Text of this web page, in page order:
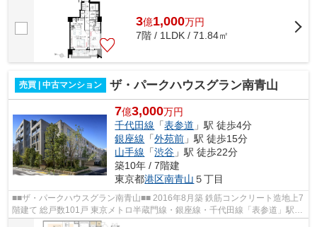
3億1,000万円
7階 / 1LDK / 71.84㎡
売買 | 中古マンション ザ・パークハウスグラン南青山
7億3,000万円
千代田線 「表参道 」駅 徒歩4分
銀座線 「外苑前 」駅 徒歩15分
山手線 「渋谷 」駅 徒歩22分
築10年 / 7階建
東京都港区南青山 ５丁目
■■ザ・パークハウスグラン南青山■■ 2016年8月築 鉄筋コンクリート造地上7
階建て 総戸数101戸 東京メトロ半蔵門線・銀座線・千代田線「表参道」駅徒
歩4分 各種コンシェルジュサービ...